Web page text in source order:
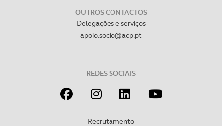
OUTROS CONTACTOS
Delegações e serviços
apoio.socio@acp.pt
REDES SOCIAIS
Recrutamento